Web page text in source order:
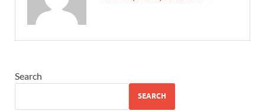
Search
SEARCH